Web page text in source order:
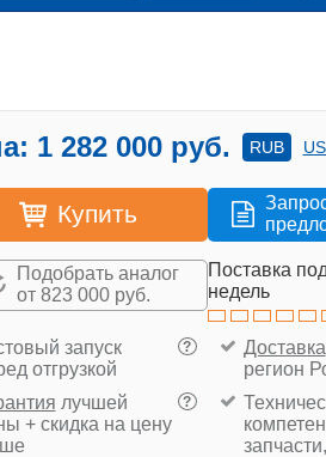
1 282 000 руб. RUB
Купить
Подобрать аналог
от 823 000 руб.
Поставка
недель
?
запуск
отгрузкой
Доставка
регион
?
лучшей
+ скидка на цену